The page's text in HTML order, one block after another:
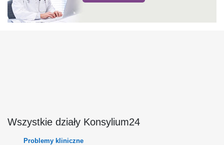
Wszystkie działy Konsylium24
Problemy kliniczne